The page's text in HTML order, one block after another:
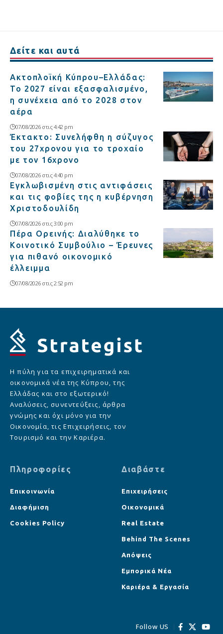
Δείτε και αυτά
Ακτοπλοϊκή Κύπρου–Ελλάδας:
Το 2027 είναι εξασφαλισμένο,
η συνέχεια από το 2028 στον
αέρα
07/08/2026 στις 4:42 pm
Έκτακτο: Συνελήφθη η σύζυγος
του 27χρονου για το τροχαίο
με τον 16χρονο
07/08/2026 στις 4:40 pm
Εγκλωβισμένη στις αντιφάσεις
και τις φοβίες της η κυβέρνηση
Χριστοδουλίδη
07/08/2026 στις 3:00 pm
Πέρα Ορεινής: Διαλύθηκε το
Κοινοτικό Συμβούλιο – Έρευνες
για πιθανό οικονομικό
έλλειμμα
07/08/2026 στις 2:52 pm
Η πύλη για τα επιχειρηματικά και
οικονομικά νέα της Κύπρου, της
Ελλάδας και στο εξωτερικό!
Αναλύσεις, συνεντεύξεις, άρθρα
γνώμης και όχι μόνο για την
Οικονομία, τις Επιχειρήσεις, τον
Τουρισμό και την Καριέρα.
Πληροφορίες
Επικοινωνία
Διαφήμιση
Cookies Policy
Διαβάστε
Επιχειρήσεις
Οικονομικά
Real Estate
Behind The Scenes
Απόψεις
Εμπορικά Νέα
Καριέρα & Εργασία
Follow US